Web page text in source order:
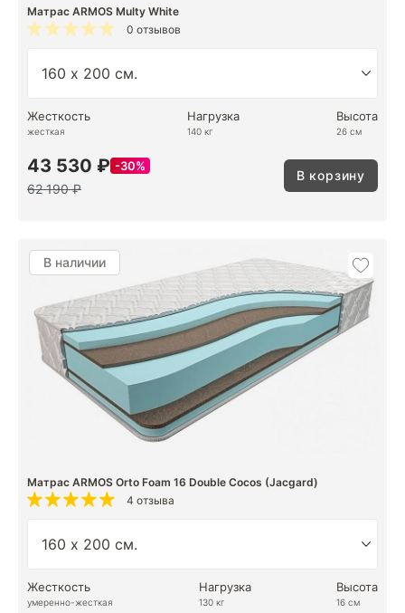
Матрас ARMOS Multy White
0 отзывов
Жесткость
жесткая
Нагрузка
140 кг
Высота
26 см
43 530 ₽ 30%
62 190 ₽
В корзину
В наличии
Матрас ARMOS Orto Foam 16 Double Cocos (Jacgard)
4 отзыва
Жесткость
умеренно-жесткая
Нагрузка
130 кг
Высота
16 см